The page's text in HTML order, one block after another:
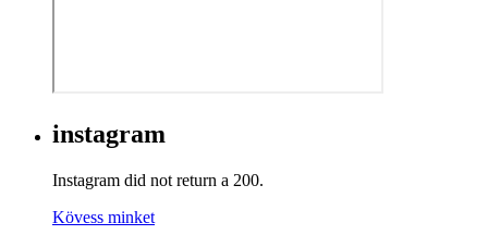
instagram
Instagram did not return a 200.
Kövess minket